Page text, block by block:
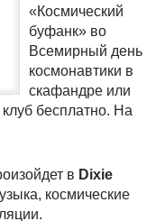
«Космический
буфанк» во
Всемирный день
космонавтики в
скафандре или
бесплатно. На
в Dixie
космические